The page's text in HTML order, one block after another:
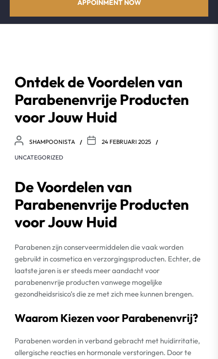
APPOINMENT NOW
Ontdek de Voordelen van
Parabenenvrije Producten
voor Jouw Huid
SHAMPOONISTA 24 FEBRUARI 2025
UNCATEGORIZED
De Voordelen van
Parabenenvrije Producten
voor Jouw Huid
Parabenen zijn conserveermiddelen die vaak worden
gebruikt in cosmetica en verzorgingsproducten. Echter, de
laatste jaren is er steeds meer aandacht voor
parabenenvrije producten vanwege mogelijke
gezondheidsrisico’s die ze met zich mee kunnen brengen.
Waarom Kiezen voor Parabenenvrij?
Parabenen worden in verband gebracht met huidirritatie,
allergische reacties en hormonale verstoringen. Door te